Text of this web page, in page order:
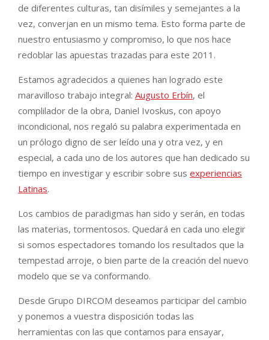
de diferentes culturas, tan disímiles y semejantes a la
vez, converjan en un mismo tema. Esto forma parte de
nuestro entusiasmo y compromiso, lo que nos hace
redoblar las apuestas trazadas para este 2011.
Estamos agradecidos a quienes han logrado este
maravilloso trabajo integral: Augusto Erbín, el
complilador de la obra, Daniel Ivoskus, con apoyo
incondicional, nos regaló su palabra experimentada en
un prólogo digno de ser leído una y otra vez, y en
especial, a cada uno de los autores que han dedicado su
tiempo en investigar y escribir sobre sus experiencias
Latinas.
Los cambios de paradigmas han sido y serán, en todas
las materias, tormentosos. Quedará en cada uno elegir
si somos espectadores tomando los resultados que la
tempestad arroje, o bien parte de la creación del nuevo
modelo que se va conformando.
Desde Grupo DIRCOM deseamos participar del cambio
y ponemos a vuestra disposición todas las
herramientas con las que contamos para ensayar,